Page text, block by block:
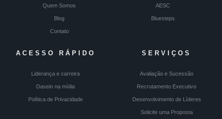
Quem Somos AESC
Blog Bluesteps
Contato
ACESSO RÁPIDO
Liderança e carreira
Dasein na mídia
Política de Privacidade
SERVIÇOS
Avaliação e Sucessão
Recrutamento Executivo
Desenvolvimento de Líderes
Solicite uma Proposta